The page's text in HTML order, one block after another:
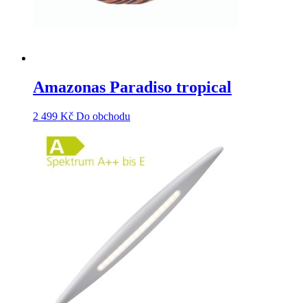
Amazonas Paradiso tropical
2 499 Kč Do obchodu